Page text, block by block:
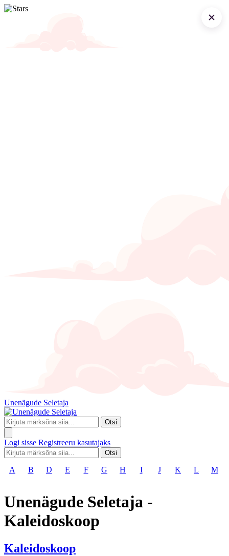
Unenägude Seletaja
Otsi
Logi sisse Registreeru kasutajaks
Otsi
A B D E F G H I J K L M
Unenägude Seletaja -
Kaleidoskoop
Kaleidoskoop